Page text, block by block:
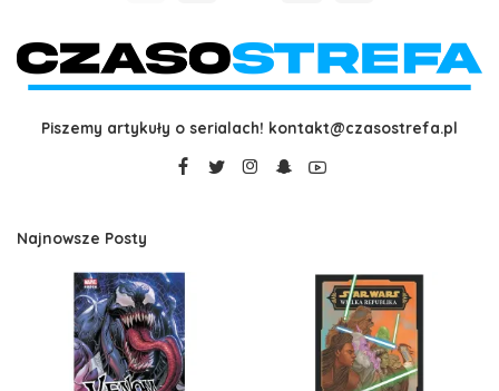
Piszemy artykuły o serialach! kontakt@czasostrefa.pl
Najnowsze Posty